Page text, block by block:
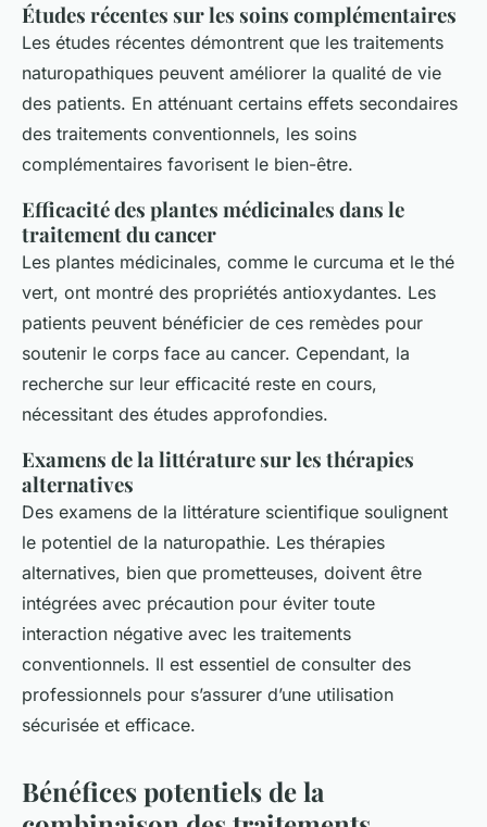
Études récentes sur les soins complémentaires
Les études récentes démontrent que les traitements
naturopathiques peuvent améliorer la qualité de vie
des patients. En atténuant certains effets secondaires
des traitements conventionnels, les soins
complémentaires favorisent le bien-être.
Efficacité des plantes médicinales dans le
traitement du cancer
Les plantes médicinales, comme le curcuma et le thé
vert, ont montré des propriétés antioxydantes. Les
patients peuvent bénéficier de ces remèdes pour
soutenir le corps face au cancer. Cependant, la
recherche sur leur efficacité reste en cours,
nécessitant des études approfondies.
Examens de la littérature sur les thérapies
alternatives
Des examens de la littérature scientifique soulignent
le potentiel de la naturopathie. Les thérapies
alternatives, bien que prometteuses, doivent être
intégrées avec précaution pour éviter toute
interaction négative avec les traitements
conventionnels. Il est essentiel de consulter des
professionnels pour s’assurer d’une utilisation
sécurisée et efficace.
Bénéfices potentiels de la